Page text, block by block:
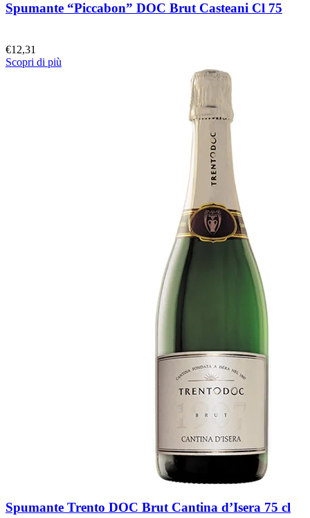
Spumante “Piccabon” DOC Brut Casteani Cl 75
€12,31
Scopri di più
Spumante Trento DOC Brut Cantina d’Isera 75 cl